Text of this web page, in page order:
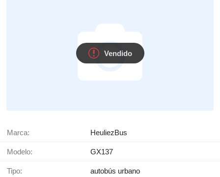
Vendido
Marca: HeuliezBus
Modelo: GX137
Tipo: autobús urbano